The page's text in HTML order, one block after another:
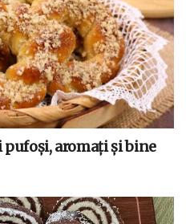
aromați și bine